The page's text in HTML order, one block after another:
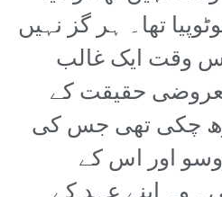
تھا۔ ہر گز نہیں
وقت ایک غالب
حقیقت کے
چکی تھی جس کی
اور اس کے